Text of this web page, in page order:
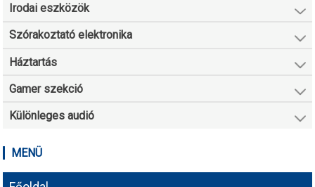
Irodai eszközök
Szórakoztató elektronika
Háztartás
Gamer szekció
Különleges audió
MENÜ